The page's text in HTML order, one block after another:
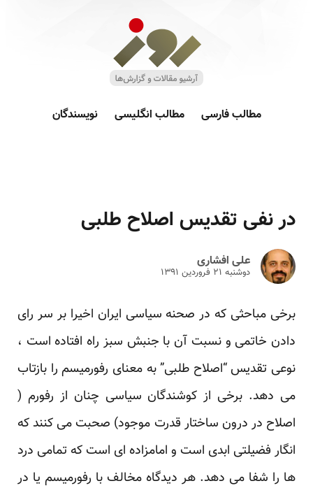
مطالب فارسی مطالب انگلیسی نویسندگان
در نفی تقدیس اصلاح طلبی
علی افشاری
دوشنبه ۲۱ فروردين ۱۳۹۱
برخی مباحثی که در صحنه سیاسی ایران اخیرا بر سر رای
دادن خاتمی و نسبت آن با جنبش سبز راه افتاده است ،
نوعی تقدیس “اصلاح طلبی” به معنای رفورمیسم را بازتاب
می دهد. برخی از کوشندگان سیاسی چنان از رفورم (
اصلاح در درون ساختار قدرت موجود) صحبت می کنند که
انگار فضیلتی ابدی است و امامزاده ای است که تمامی درد
ها را شفا می دهد. هر دیدگاه مخالف با رفورمیسم یا در